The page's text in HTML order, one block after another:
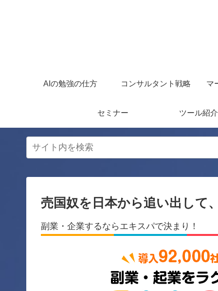
AIの勉強の仕方 コンサルタント戦略 マ
セミナー ツール紹介
売国奴を日本から追い出して
副業・企業するならエキスパで決まり！